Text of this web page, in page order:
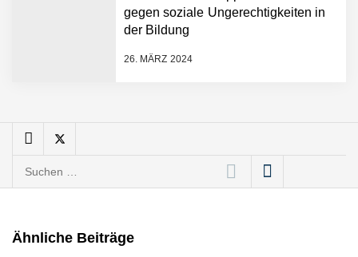
gegen soziale Ungerechtigkeiten in
der Bildung
26. MÄRZ 2024
portugiesische Feinkost &
mehr
Marco Schlomann vom
Feldwerk
Anna Deimann von AD
Suchen
Ähnliche Beiträge